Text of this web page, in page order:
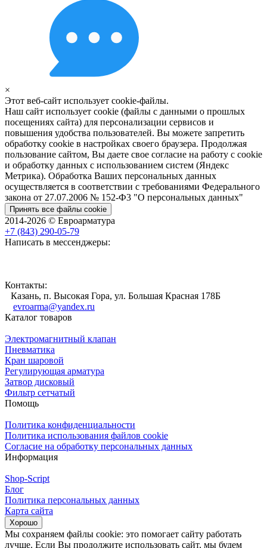
×
Этот веб-сайт использует cookie-файлы.
Наш сайт использует cookie (файлы с данными о прошлых
посещениях сайта) для персонализации сервисов и
повышения удобства пользователей. Вы можете запретить
обработку cookie в настройках своего браузера. Продолжая
пользование сайтом, Вы даете свое согласие на работу с cookie
и обработку данных с использованием систем (Яндекс
Метрика). Обработка Ваших персональных данных
осуществляется в соответствии с требованиями Федерального
закона от 27.07.2006 № 152-Ф3 "О персональных данных"
Принять все файлы cookie
2014-2026 © Евроарматура
+7 (843) 290-05-79
Написать в мессенджеры:
Контакты:
Казань, п. Высокая Гора, ул. Большая Красная 178Б
evroarma@yandex.ru
Каталог товаров
Электромагнитный клапан
Пневматика
Кран шаровой
Регулирующая арматура
Затвор дисковый
Фильтр сетчатый
Помощь
Политика конфиденциальности
Политика использования файлов cookie
Согласие на обработку персональных данных
Информация
Shop-Script
Блог
Политика персональных данных
Карта сайта
Хорошо
Мы сохраняем файлы cookie: это помогает сайту работать
лучше. Если Вы продолжите использовать сайт, мы будем